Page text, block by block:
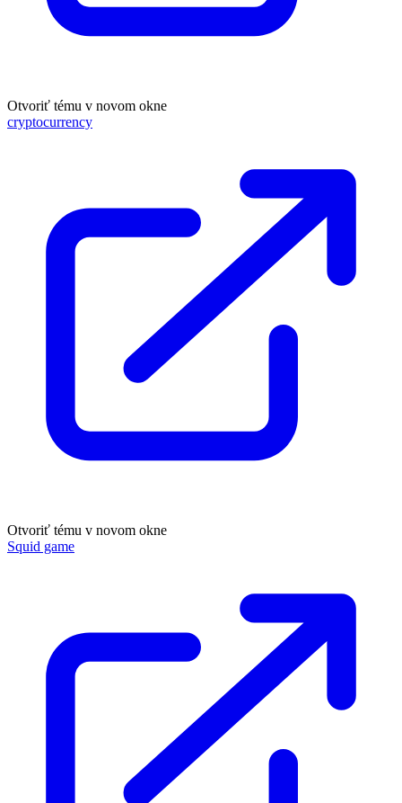
Otvoriť tému v novom okne
cryptocurrency
Otvoriť tému v novom okne
Squid game